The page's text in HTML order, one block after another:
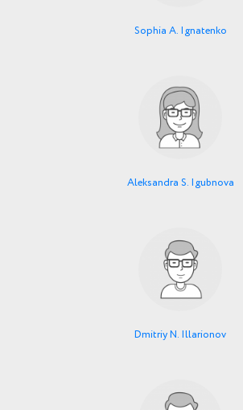
Sophia A. Ignatenko
Aleksandra S. Igubnova
Dmitriy N. Illarionov